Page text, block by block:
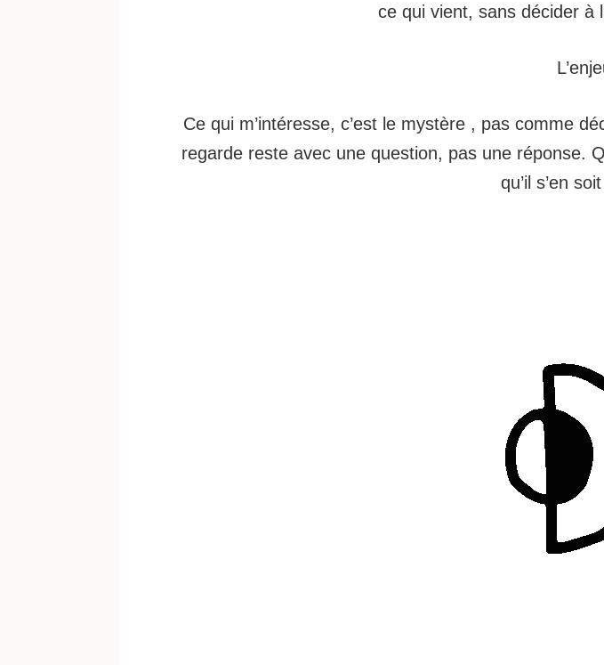
ce qui vient, sans décider à
Ce qui m’intéresse, c’est le mystère , pas comme
regarde reste avec une question, pas une réponse.
qu’il s’en